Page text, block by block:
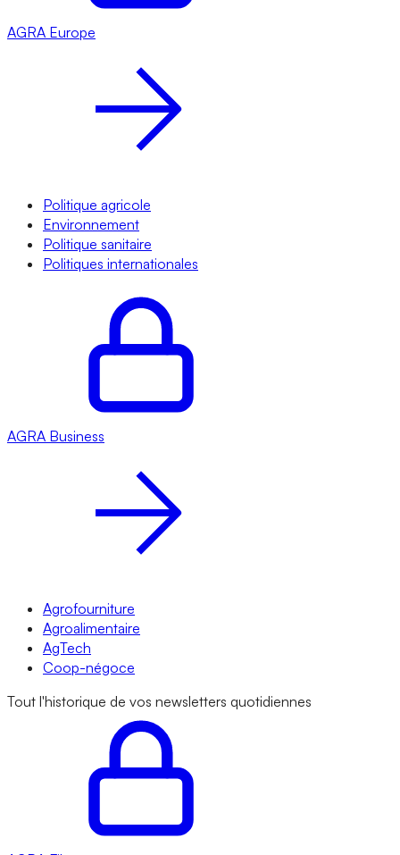
AGRA Europe
Politique agricole
Environnement
Politique sanitaire
Politiques internationales
AGRA Business
Agrofourniture
Agroalimentaire
AgTech
Coop-négoce
Tout l'historique de vos newsletters quotidiennes